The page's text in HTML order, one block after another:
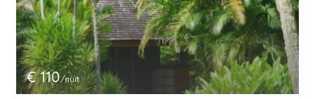
€ 110/nuit